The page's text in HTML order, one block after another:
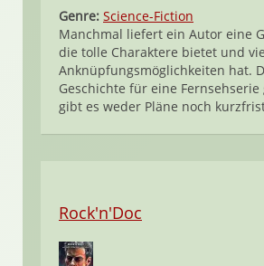
Genre: Science-Fiction
Manchmal liefert ein Autor eine
die tolle Charaktere bietet und
Anknüpfungsmöglichkeiten hat.
Geschichte für eine Fernsehserie
gibt es weder Pläne noch
Rock'n'Doc